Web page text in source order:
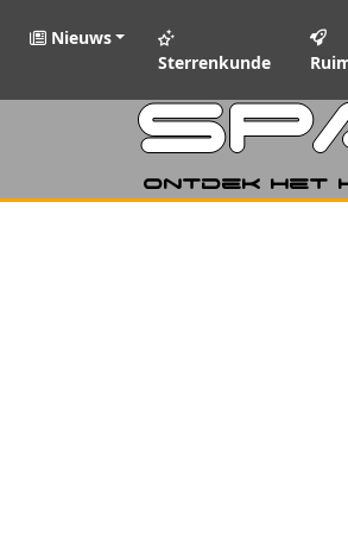
Nieuws
Sterrenkunde
Ontdek het